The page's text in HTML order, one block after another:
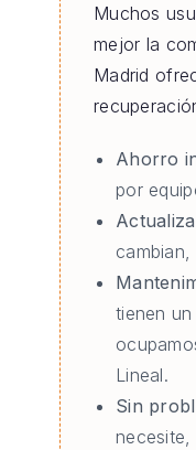
Muchos
mejor la
Madrid
Ahorro
por
tienen
Lineal.
Sin